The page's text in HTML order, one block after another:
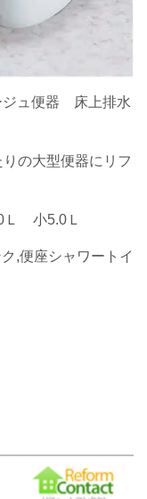
ジュ便器
床上排水
の大型便器にリフ
Ｌ 小5.0Ｌ
,便座シャワートイ